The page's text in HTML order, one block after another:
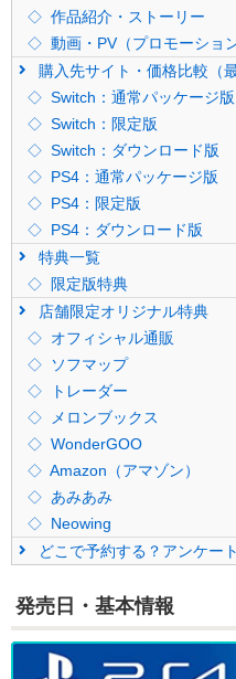
作品紹介・ストーリー
動画・PV（プロモーショ
購入先サイト・価格比較（
Switch：通常パッケージ版
Switch：限定版
Switch：ダウンロード版
PS4：通常パッケージ版
PS4：限定版
PS4：ダウンロード版
特典一覧
限定版特典
店舗限定オリジナル特典
オフィシャル通販
ソフマップ
トレーダー
メロンブックス
WonderGOO
Amazon（アマゾン）
あみあみ
Neowing
どこで予約する？アンケー
発売日・基本情報